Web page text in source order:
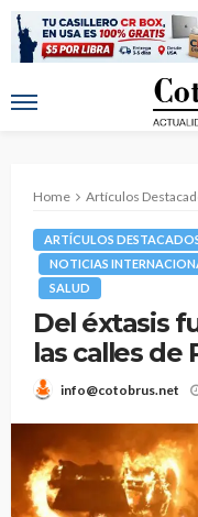
Home Artículos
ARTÍCULOS
NOTICIAS
SALUD
Del éxtasis
las calles de
info@cotobrus.net